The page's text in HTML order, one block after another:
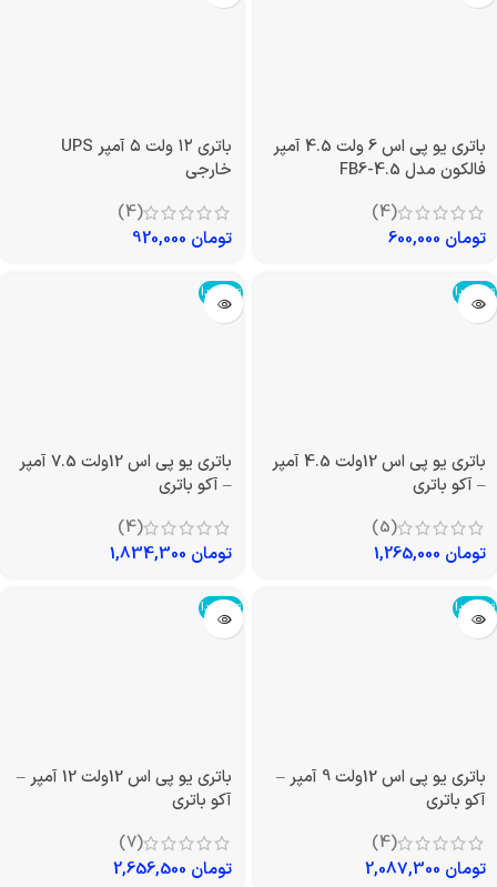
باتری یو پی اس 6 ولت 4.5 آمپر
فالکون مدل FB6-4.5
(4)
تومان
باتری ۱۲ ولت ۵ آمپر UPS
خارجی
(4)
تومان
تمام شد!
باتری یو پی اس 12ولت 4.5 آمپر
– آکو باتری
(5)
تومان
تمام شد!
باتری یو پی اس 12ولت 7.5 آمپر
– آکو باتری
(4)
تومان
تمام شد!
باتری یو پی اس 12ولت 9 آمپر –
آکو باتری
(4)
تومان
تمام شد!
باتری یو پی اس 12ولت 12 آمپر –
آکو باتری
(7)
تومان